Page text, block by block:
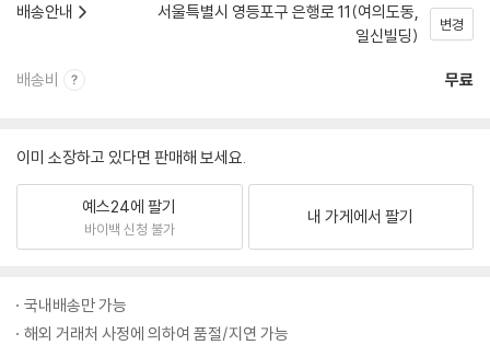
배송안내
서울특별시 영등포구 은행로 11(여의도동,
일신빌딩)
변경
배송비 무료
이미 소장하고 있다면 판매해 보세요.
예스24에 팔기
바이백 신청 불가
내 가게에서 팔기
국내배송만 가능
해외 거래처 사정에 의하여 품절/지연 가능